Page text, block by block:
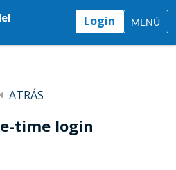
Login MENÚ
ATRÁS
time login